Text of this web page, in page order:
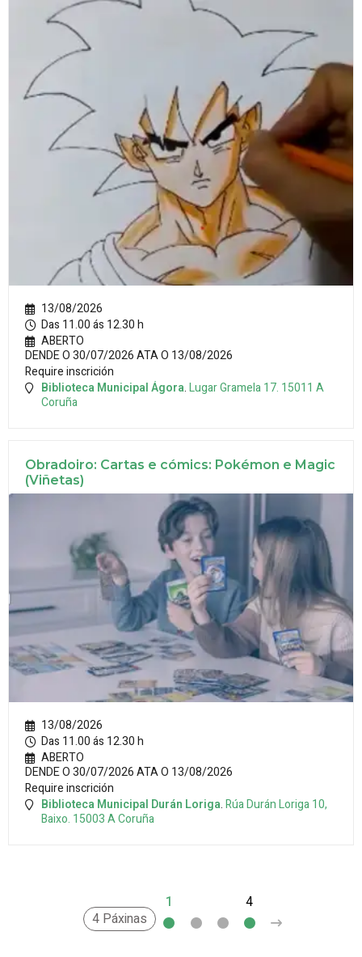
13/08/2026
Das 11.00 ás 12.30 h
ABERTO
DENDE O 30/07/2026 ATA O 13/08/2026
Require inscrición
Biblioteca Municipal Ágora.Lugar Gramela 17. 15011 A
Coruña
Obradoiro: Cartas e cómics: Pokémon e Magic
(Viñetas)
13/08/2026
Das 11.00 ás 12.30 h
ABERTO
DENDE O 30/07/2026 ATA O 13/08/2026
Require inscrición
Biblioteca Municipal Durán Loriga.Rúa Durán Loriga 10,
Baixo. 15003A Coruña
4 Páxinas
1 4